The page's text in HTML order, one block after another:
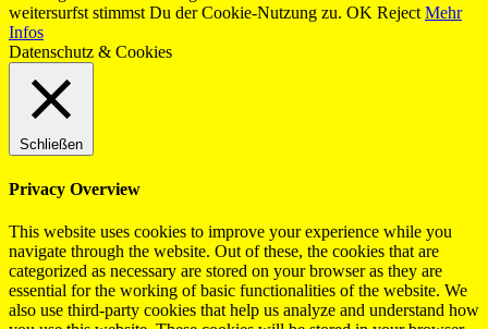
weitersurfst stimmst Du der Cookie-Nutzung zu. OK Reject Mehr
Infos
Datenschutz & Cookies
Schließen
Privacy Overview
This website uses cookies to improve your experience while you
navigate through the website. Out of these, the cookies that are
categorized as necessary are stored on your browser as they are
essential for the working of basic functionalities of the website. We
also use third-party cookies that help us analyze and understand how